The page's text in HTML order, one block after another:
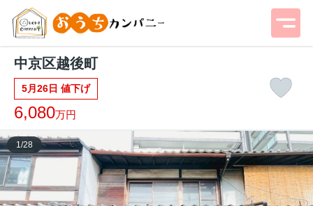
中京区越後町
5月26日 値下げ
6,080万円
1 /28